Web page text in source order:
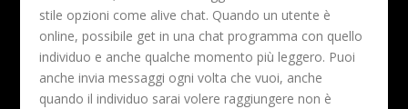
stile opzioni come alive chat. Quando un utente è
online, possibile get in una chat programma con quello
individuo e anche qualche momento più leggero. Puoi
anche invia messaggi ogni volta che vuoi, anche
quando il individuo sarai volere raggiungere non è